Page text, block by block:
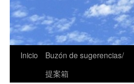
Inicio
Buzón de sugerencias/
提案箱